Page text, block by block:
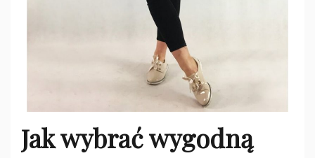
Jak wybrać wygodną